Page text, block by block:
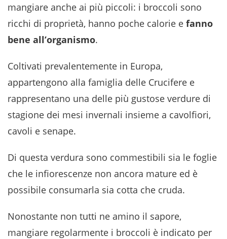
mangiare anche ai più piccoli: i broccoli sono
ricchi di proprietà, hanno poche calorie e fanno
bene all’organismo.
Coltivati prevalentemente in Europa,
appartengono alla famiglia delle Crucifere e
rappresentano una delle più gustose verdure di
stagione dei mesi invernali insieme a cavolfiori,
cavoli e senape.
Di questa verdura sono commestibili sia le foglie
che le infiorescenze non ancora mature ed è
possibile consumarla sia cotta che cruda.
Nonostante non tutti ne amino il sapore,
mangiare regolarmente i broccoli è indicato per